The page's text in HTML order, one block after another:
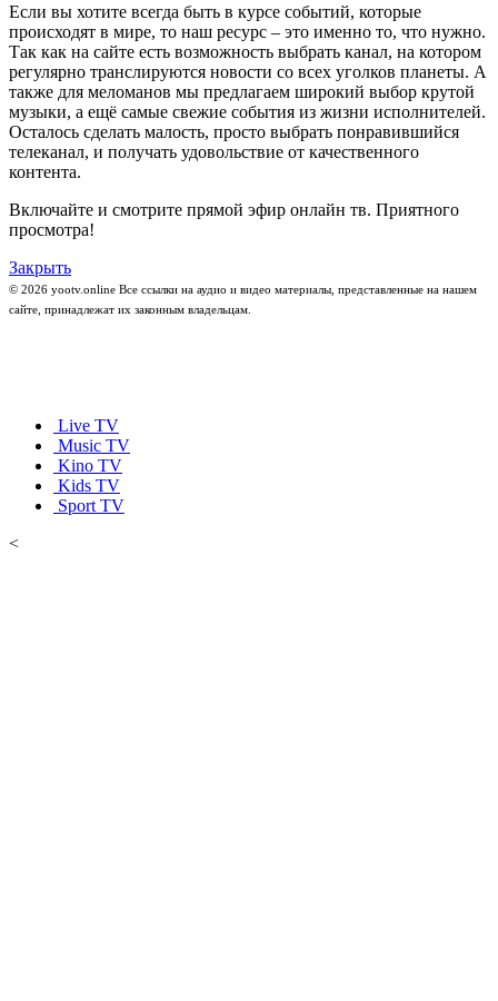
Если вы хотите всегда быть в курсе событий, которые
происходят в мире, то наш ресурс – это именно то, что нужно.
Так как на сайте есть возможность выбрать канал, на котором
регулярно транслируются новости со всех уголков планеты. А
также для меломанов мы предлагаем широкий выбор крутой
музыки, а ещё самые свежие события из жизни исполнителей.
Осталось сделать малость, просто выбрать понравившийся
телеканал, и получать удовольствие от качественного
контента.
Включайте и смотрите прямой эфир онлайн тв. Приятного
просмотра!
Закрыть
© 2026 yootv.online Все ссылки на аудио и видео материалы, представленные на нашем
сайте, принадлежат их законным владельцам.
Live TV
Music TV
Kino TV
Kids TV
Sport TV
<